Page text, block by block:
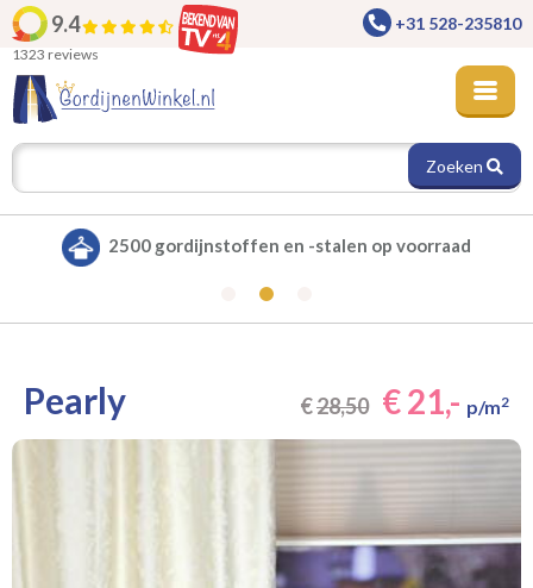
9.4
1323 reviews
+31 528-235810
Zoeken
Alle gordijnen verduisterend
Pearly €28,50 € 21,- p/m2